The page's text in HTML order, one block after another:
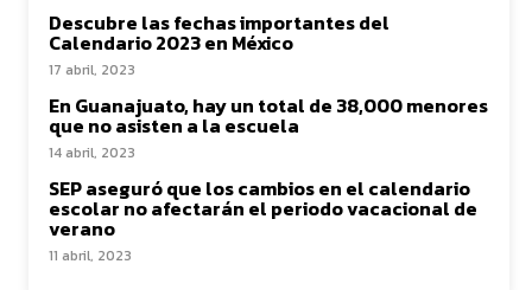
Descubre las fechas importantes del
Calendario 2023 en México
17 abril, 2023
En Guanajuato, hay un total de 38,000 menores
que no asisten a la escuela
14 abril, 2023
SEP aseguró que los cambios en el calendario
escolar no afectarán el periodo vacacional de
verano
11 abril, 2023